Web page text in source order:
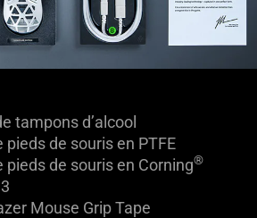
tampons d’alcool
pieds de souris en PTFE
pieds de souris en Corning®
Mouse Grip Tape